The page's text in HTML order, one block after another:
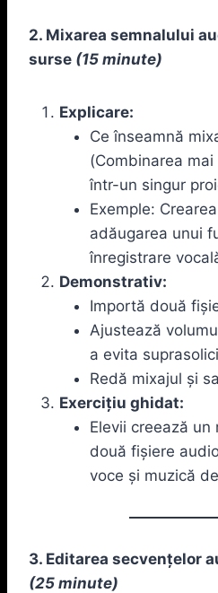
2. Mixarea semnalului
surse (15 minute)
Explicare:
Ce înseamnă
(Combinarea
într-un singur
Exemple:
adăugarea unui
înregistrare
Demonstrativ:
Importă două
Ajustează
a evita
Redă mixajul și
Exercițiu ghidat:
Elevii creează
două fișiere
voce și muzică
3. Editarea secvențelor
(25 minute)